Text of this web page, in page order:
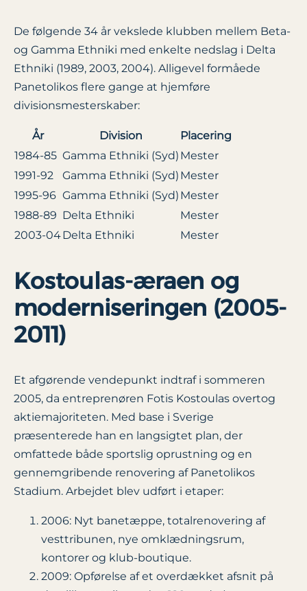
De følgende 34 år vekslede klubben mellem Beta-
og Gamma Ethniki med enkelte nedslag i Delta
Ethniki (1989, 2003, 2004). Alligevel formåede
Panetolikos flere gange at hjemføre
divisionsmesterskaber:
År Division
Placering
1984-85 Gamma Ethniki (Syd) Mester
1991-92
Gamma Ethniki (Syd) Mester
1995-96 Gamma Ethniki (Syd) Mester
1988-89 Delta Ethniki
Mester
2003-04Delta Ethniki Mester
Kostoulas-æraen og
moderniseringen (2005-
2011)
Et afgørende vendepunkt indtraf i sommeren
2005, da entreprenøren Fotis Kostoulas overtog
aktiemajoriteten. Med base i Sverige
præsenterede han en langsigtet plan, der
omfattede både sportslig oprustning og en
gennemgribende renovering af Panetolikos
Stadium. Arbejdet blev udført i etaper:
2006: Nyt banetæppe, totalrenovering af
vesttribunen, nye omklædningsrum,
kontorer og klub-boutique.
2009: Opførelse af et overdækket afsnit på